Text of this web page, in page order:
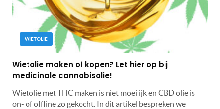
WIETOLIE
Wietolie maken of kopen? Let hier op bij
medicinale cannabisolie!
Wietolie met THC maken is niet moeilijk en CBD olie is
on- of offline zo gekocht. In dit artikel bespreken we